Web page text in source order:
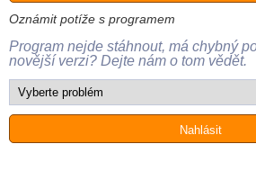
Oznámit potíže s programem
Program nejde stáhnout, má chybný
novější verzi? Dejte nám o tom vědět.